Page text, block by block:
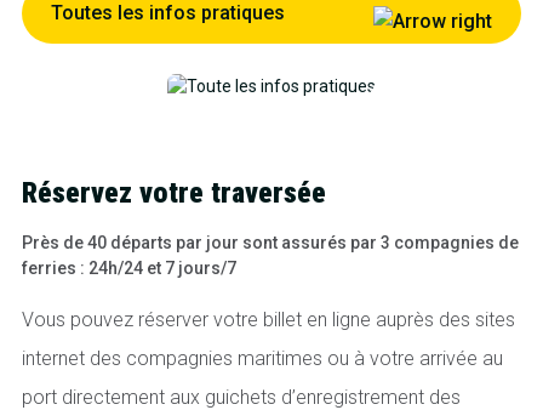
Toutes les infos pratiques
Réservez votre traversée
Près de 40 départs par jour sont assurés par 3 compagnies de
ferries : 24h/24 et 7 jours/7
Vous pouvez réserver votre billet en ligne auprès des sites
internet des compagnies maritimes ou à votre arrivée au
port directement aux guichets d’enregistrement des